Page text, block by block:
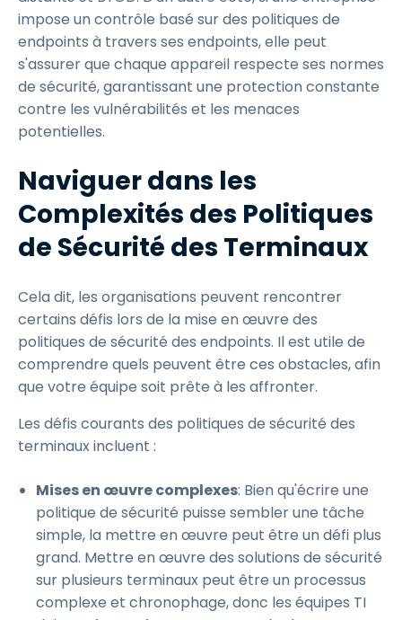
impose un contrôle basé sur des politiques de
endpoints à travers ses endpoints, elle peut
s'assurer que chaque appareil respecte ses normes
de sécurité, garantissant une protection constante
contre les vulnérabilités et les menaces
potentielles.
Naviguer dans les
Complexités des Politiques
de Sécurité des Terminaux
Cela dit, les organisations peuvent rencontrer
certains défis lors de la mise en œuvre des
politiques de sécurité des endpoints. Il est utile de
comprendre quels peuvent être ces obstacles, afin
que votre équipe soit prête à les affronter.
Les défis courants des politiques de sécurité des
terminaux incluent :
Mises en œuvre complexes: Bien qu'écrire une
politique de sécurité puisse sembler une tâche
simple, la mettre en œuvre peut être un défi plus
grand. Mettre en œuvre des solutions de sécurité
sur plusieurs terminaux peut être un processus
complexe et chronophage, donc les équipes TI